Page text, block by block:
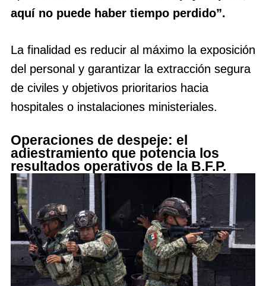
aquí no puede haber tiempo perdido”.
La finalidad es reducir al máximo la exposición
del personal y garantizar la extracción segura
de civiles y objetivos prioritarios hacia
hospitales o instalaciones ministeriales.
Operaciones de despeje: el
adiestramiento que potencia los
resultados operativos de la B.F.P.